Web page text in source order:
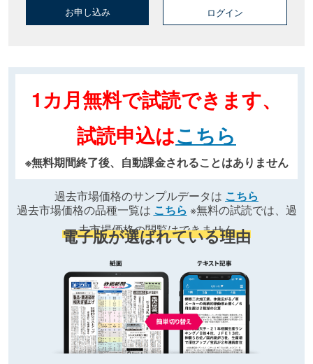
お申し込み ログイン
1カ月無料で試読できます、
試読申込はこちら
※無料期間終了後、自動課金されることはありません
過去市場価格のサンプルデータは こちら
過去市場価格の品種一覧は こちら ※無料の試読では、過
去市場価格の閲覧はできません
電子版が選ばれている理由